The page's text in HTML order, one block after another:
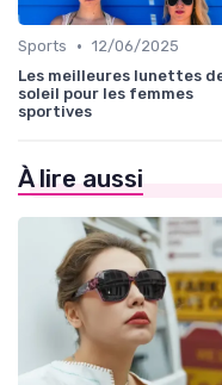
Sports • 12/06/2025
Les meilleures lunettes
soleil pour les femmes
sportives
À lire aussi